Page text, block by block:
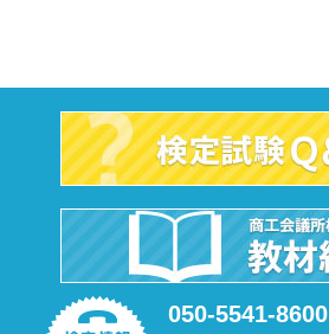
050-5541-8600